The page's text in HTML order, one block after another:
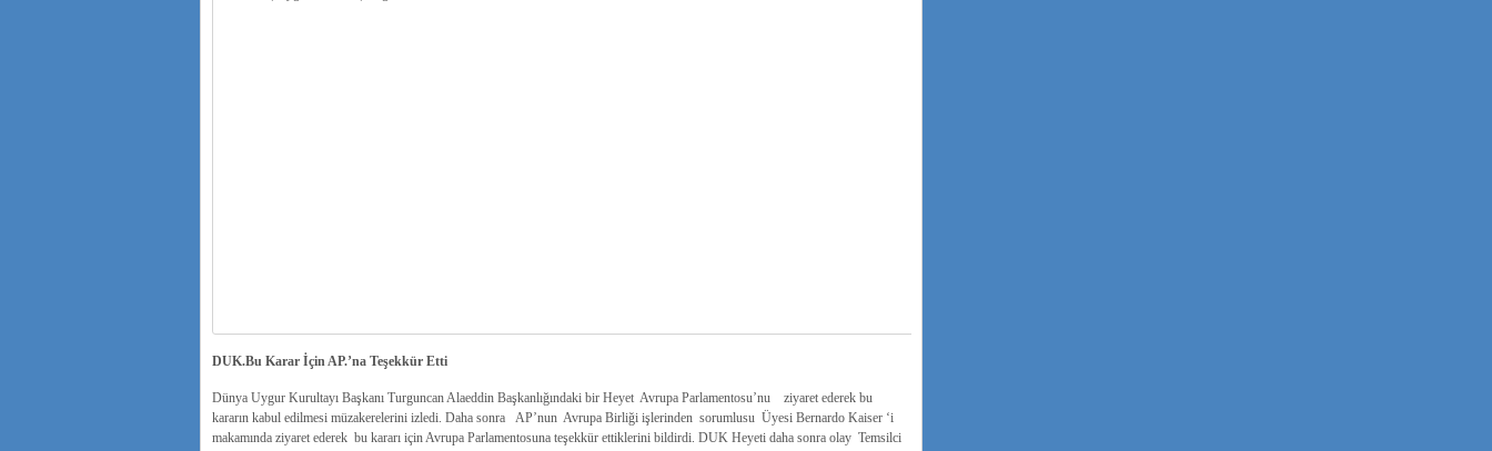
DUK.Bu Karar İçin AP.’na Teşekkür Etti
Dünya Uygur Kurultayı Başkanı Turguncan Alaeddin Başkanlığındaki bir Heyet Avrupa Parlamentosu’nu ziyaret ederek bu
kararın kabul edilmesi müzakerelerini izledi. Daha sonra AP’nun Avrupa Birliği işlerinden sorumlusu Üyesi Bernardo Kaiser ‘i
makamında ziyaret ederek bu kararı için Avrupa Parlamentosuna teşekkür ettiklerini bildirdi. DUK Heyeti daha sonra olay Temsilci